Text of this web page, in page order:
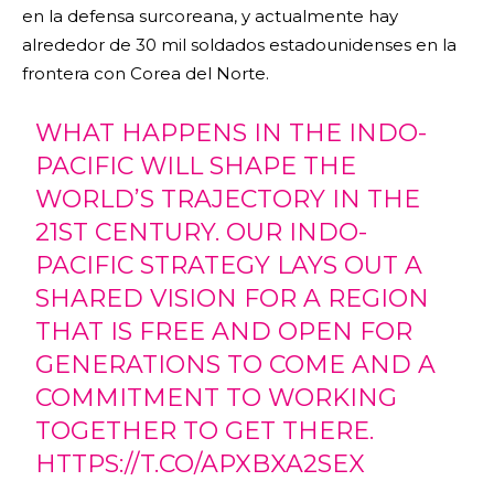
en la defensa surcoreana, y actualmente hay
alrededor de 30 mil soldados estadounidenses en la
frontera con Corea del Norte.
WHAT HAPPENS IN THE INDO-
PACIFIC WILL SHAPE THE
WORLD’S TRAJECTORY IN THE
21ST CENTURY. OUR INDO-
PACIFIC STRATEGY LAYS OUT A
SHARED VISION FOR A REGION
THAT IS FREE AND OPEN FOR
GENERATIONS TO COME AND A
COMMITMENT TO WORKING
TOGETHER TO GET THERE.
HTTPS://T.CO/APXBXA2SEX